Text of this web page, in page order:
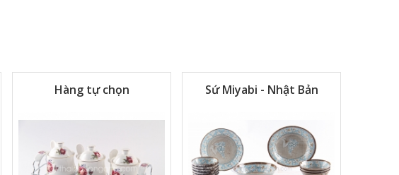
Hàng tự chọn Sứ Miyabi - Nhật Bản